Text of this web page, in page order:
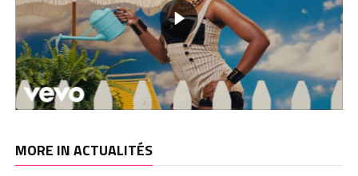
MORE IN ACTUALITÉS